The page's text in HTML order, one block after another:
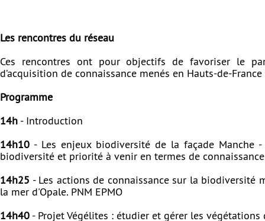
Les rencontres du réseau
Ces rencontres ont pour objectifs de favoriser le
d’acquisition de connaissance menés en Hauts-de-
Programme
14h - Introduction
14h10 - Les enjeux biodiversité de la façade
biodiversité et priorité à venir en termes de
14h25 - Les actions de connaissance sur la
la mer d'Opale. PNM EPMO
14h40 - Projet Végélites : étudier et gérer les végétations